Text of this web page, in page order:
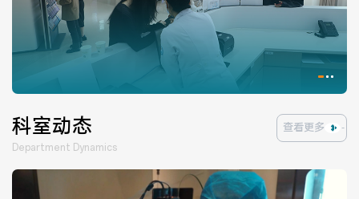
出/入院服务 健康科普
意见建议 特殊人群服务
院内新闻 媒体报道
公示公告 公益事业
科室动态
Department Dynamics
查看更多